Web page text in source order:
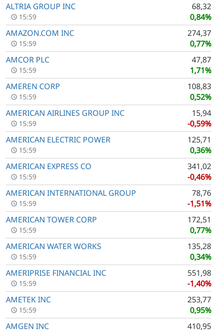
ALTRIA GROUP INC
68,32
0,84%
15:59
AMAZON.COM INC
274,37
0,77%
15:59
AMCOR PLC
47,87
1,71%
15:59
AMEREN CORP
108,83
0,52%
15:59
AMERICAN AIRLINES GROUP INC
15,94
-0,59%
15:59
AMERICAN ELECTRIC POWER
125,71
0,36%
15:59
AMERICAN EXPRESS CO
341,02
-0,46%
15:59
AMERICAN INTERNATIONAL GROUP
78,76
-1,51%
15:59
AMERICAN TOWER CORP
172,51
0,77%
15:59
AMERICAN WATER WORKS
135,28
0,34%
15:59
AMERIPRISE FINANCIAL INC
551,98
-1,40%
15:59
AMETEK INC
253,77
0,95%
15:59
AMGEN INC 410,95